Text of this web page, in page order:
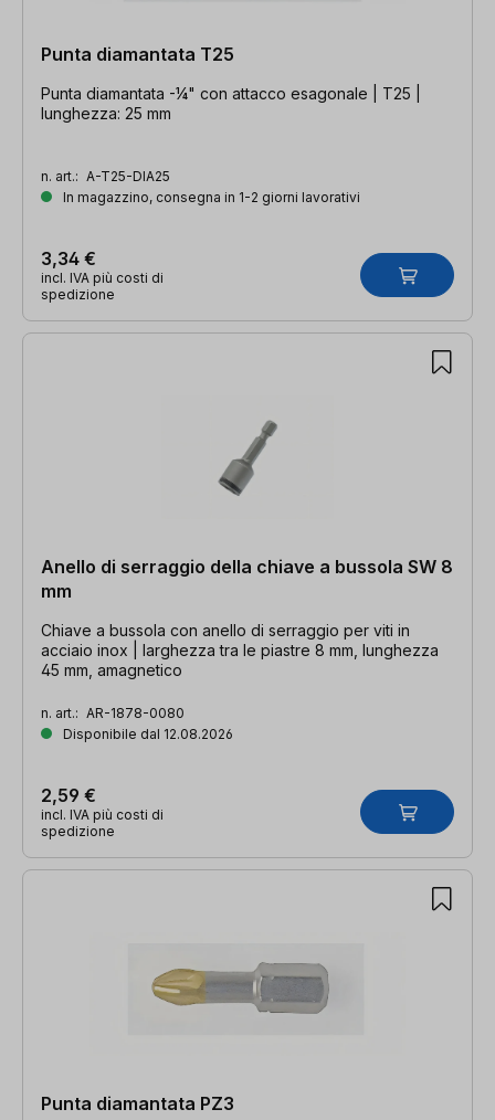
Punta diamantata T25
Punta diamantata -¼" con attacco esagonale | T25 |
lunghezza: 25 mm
n. art.: A-T25-DIA25
In magazzino, consegna in 1-2 giorni lavorativi
3,34 €
incl. IVA più costi di
spedizione
Anello di serraggio della chiave a bussola SW 8
mm
Chiave a bussola con anello di serraggio per viti in
acciaio inox | larghezza tra le piastre 8 mm, lunghezza
45 mm, amagnetico
n. art.: AR-1878-0080
Disponibile dal 12.08.2026
2,59 €
incl. IVA più costi di
spedizione
Punta diamantata PZ3